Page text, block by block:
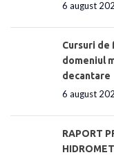
6 august
Cursuri
domeniul
decantare
6 august
RAPORT